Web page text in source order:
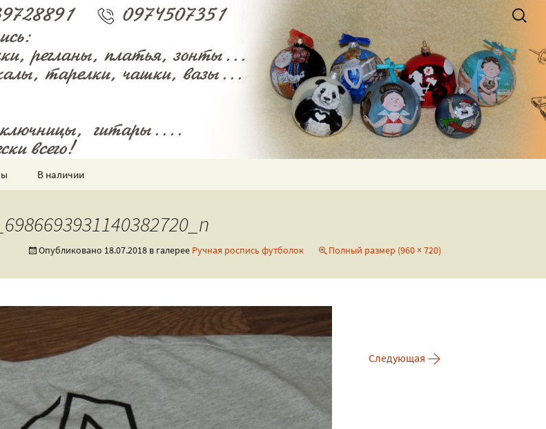
мастерская by_NewRock
разного!
В наличии
Найти:
Опубликовано 18.07.2018 в галерее Ручная роспись футболок Полный размер (960 × 720)
Следующая →